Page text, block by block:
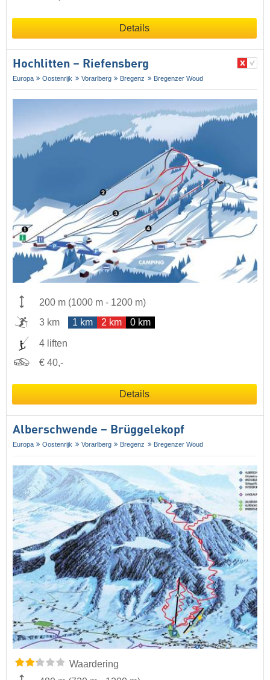
Details
Hochlitten – Riefensberg
Europa Oostenrijk Vorarlberg Bregenz Bregenzer Woud
200 m (1000 m - 1200 m)
3 km
1 km 2 km 0 km
4 liften
€ 40,-
Details
Alberschwende – Brüggelekopf
Europa Oostenrijk Vorarlberg Bregenz Bregenzer Woud
Waardering